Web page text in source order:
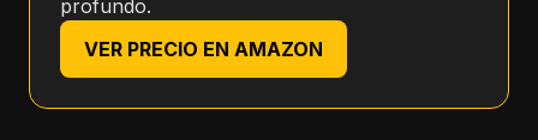
profundo.
VER PRECIO EN AMAZON